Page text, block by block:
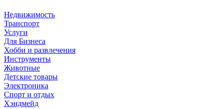
Недвижимость
Транспорт
Услуги
Для Бизнеса
Хобби и развлечения
Инструменты
Животные
Детские товары
Электроника
Спорт и отдых
Хэндмейд